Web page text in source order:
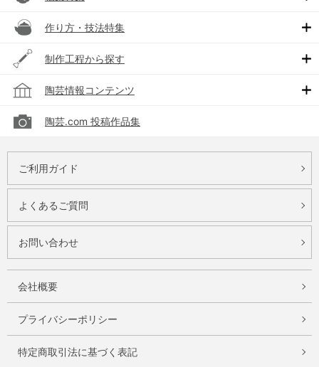
作り方・技法特集
制作工程から探す
陶芸情報コンテンツ
陶芸.com 投稿作品集
ご利用ガイド
よくあるご質問
お問い合わせ
会社概要
プライバシーポリシー
特定商取引法に基づく表記